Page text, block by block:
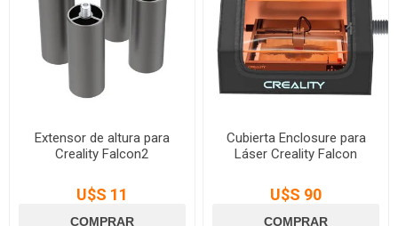
Extensor de altura para
Creality Falcon2
U$S 11
Cubierta Enclosure para
Láser Creality Falcon
U$S 90